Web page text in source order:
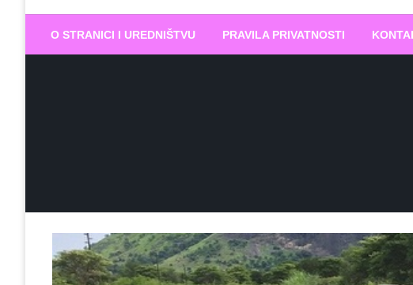
Biram DOBRO
O STRANICI I UREDNIŠTVU PRAVILA PRIVATNOSTI